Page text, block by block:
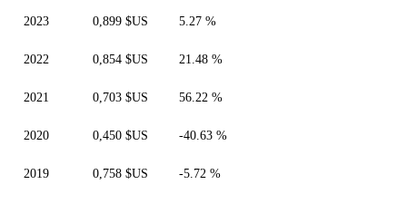
2023 0,899 $US 5.27 %
2022 0,854 $US 21.48 %
2021 0,703 $US 56.22 %
2020 0,450 $US -40.63 %
2019 0,758 $US -5.72 %